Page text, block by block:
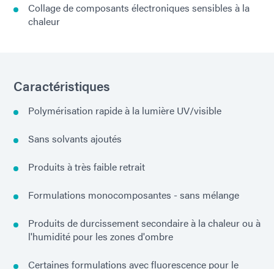
Collage de composants électroniques sensibles à la
chaleur
Caractéristiques
Polymérisation rapide à la lumière UV/visible
Sans solvants ajoutés
Produits à très faible retrait
Formulations monocomposantes - sans mélange
Produits de durcissement secondaire à la chaleur ou à
l'humidité pour les zones d'ombre
Certaines formulations avec fluorescence pour le